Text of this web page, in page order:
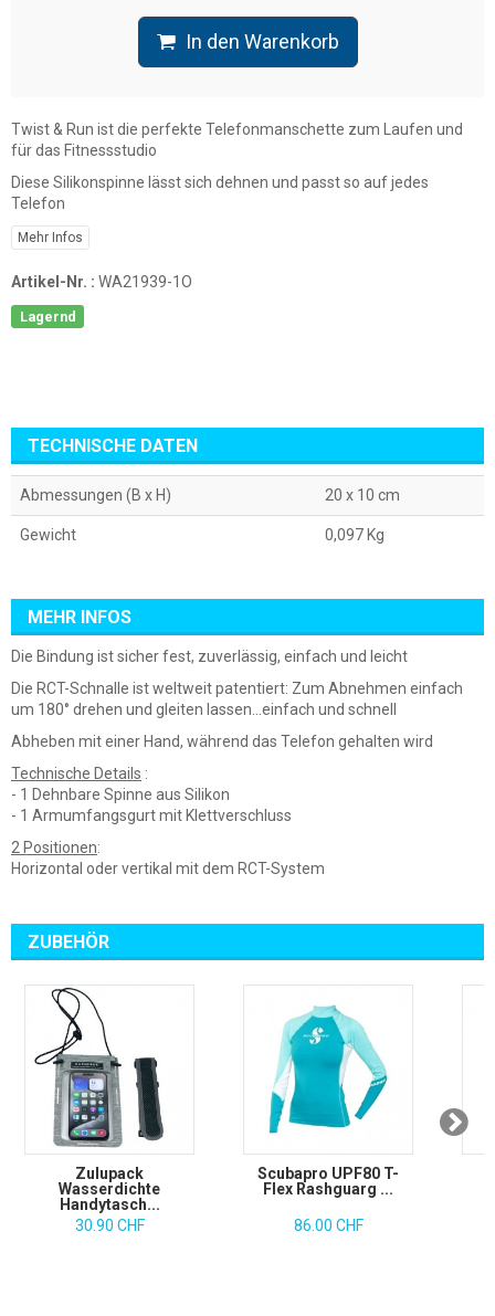
In den Warenkorb
Twist & Run ist die perfekte Telefonmanschette zum Laufen und
für das Fitnessstudio
Diese Silikonspinne lässt sich dehnen und passt so auf jedes
Telefon
Mehr Infos
Artikel-Nr. : WA21939-1O
Lagernd
TECHNISCHE DATEN
Abmessungen (B x H) 20 x 10 cm
Gewicht 0,097 Kg
MEHR INFOS
Die Bindung ist sicher fest, zuverlässig, einfach und leicht
Die RCT-Schnalle ist weltweit patentiert: Zum Abnehmen einfach
um 180° drehen und gleiten lassen...einfach und schnell
Abheben mit einer Hand, während das Telefon gehalten wird
Technische Details :
- 1 Dehnbare Spinne aus Silikon
- 1 Armumfangsgurt mit Klettverschluss
2 Positionen:
Horizontal oder vertikal mit dem RCT-System
ZUBEHÖR
Zulupack
Wasserdichte
Handytasch...
30.90 CHF
Scubapro UPF80 T-
Flex Rashguarg ...
86.00 CHF